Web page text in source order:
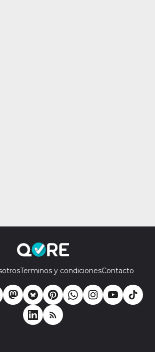
Terminos y condicionesContacto